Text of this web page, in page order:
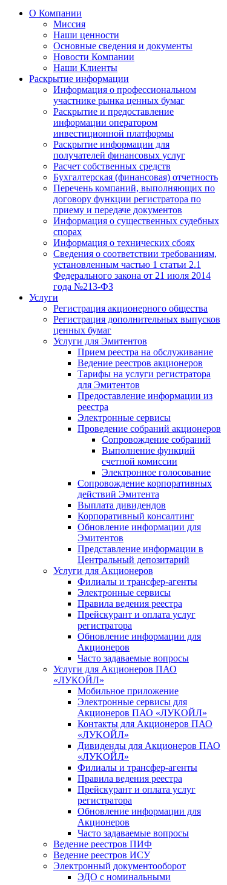
О Компании
Миссия
Наши ценности
Основные сведения и документы
Новости Компании
Наши Клиенты
Раскрытие информации
Информация о профессиональном
участнике рынка ценных бумаг
Раскрытие и предоставление
информации оператором
инвестиционной платформы
Раскрытие информации для
получателей финансовых услуг
Расчет собственных средств
Бухгалтерская (финансовая) отчетность
Перечень компаний, выполняющих по
договору функции регистратора по
приему и передаче документов
Информация о существенных судебных
спорах
Информация о технических сбоях
Сведения о соответствии требованиям,
установленным частью 1 статьи 2.1
Федерального закона от 21 июля 2014
года №213-ФЗ
Услуги
Регистрация акционерного общества
Регистрация дополнительных выпусков
ценных бумаг
Услуги для Эмитентов
Прием реестра на обслуживание
Ведение реестров акционеров
Тарифы на услуги регистратора
для Эмитентов
Предоставление информации из
реестра
Электронные сервисы
Проведение собраний акционеров
Сопровождение собраний
Выполнение функций
счетной комиссии
Электронное голосование
Сопровождение корпоративных
действий Эмитента
Выплата дивидендов
Корпоративный консалтинг
Обновление информации для
Эмитентов
Представление информации в
Центральный депозитарий
Услуги для Акционеров
Филиалы и трансфер-агенты
Электронные сервисы
Правила ведения реестра
Прейскурант и оплата услуг
регистратора
Обновление информации для
Акционеров
Часто задаваемые вопросы
Услуги для Акционеров ПАО
«ЛУКОЙЛ»
Мобильное приложение
Электронные сервисы для
Акционеров ПАО «ЛУKOЙЛ»
Контакты для Акционеров ПАО
«ЛУKOЙЛ»
Дивиденды для Акционеров ПАО
«ЛУKOЙЛ»
Филиалы и трансфер-агенты
Правила ведения реестра
Прейскурант и оплата услуг
регистратора
Обновление информации для
Акционеров
Часто задаваемые вопросы
Ведение реестров ПИФ
Ведение реестров ИСУ
Электронный документооборот
ЭДО с номинальными